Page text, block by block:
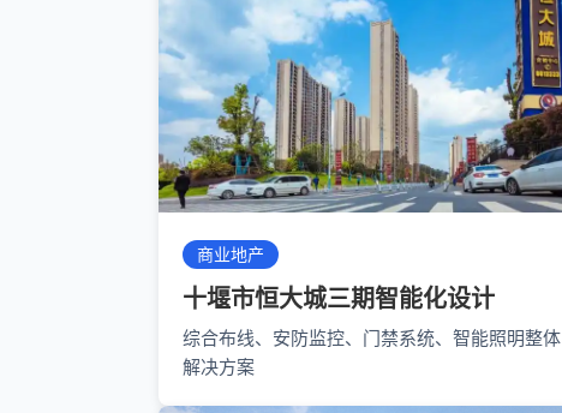
商业地产
十堰市恒大城三期智能化设计
综合布线、安防监控、门禁系统、智能照明整体
解决方案